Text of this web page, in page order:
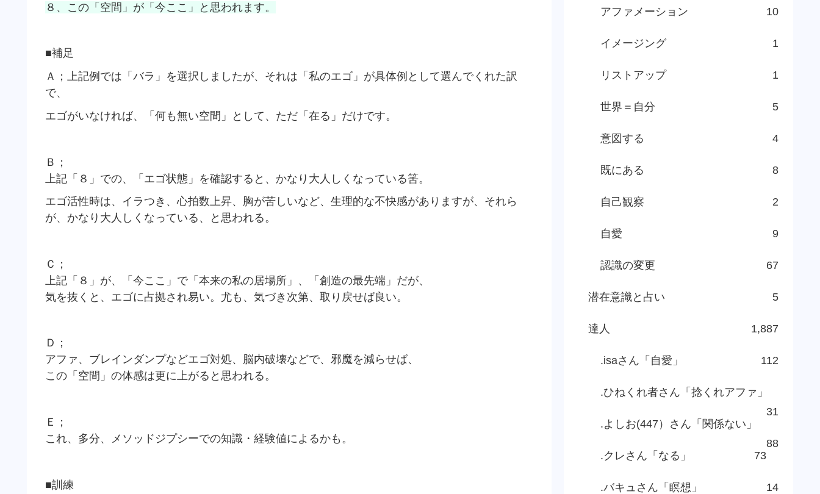
８、この「空間」が「今ここ」と思われます。
■補足
Ａ；上記例では「バラ」を選択しましたが、それは「私のエゴ」が具体例として選んでくれた訳
で、
エゴがいなければ、「何も無い空間」として、ただ「在る」だけです。
Ｂ；
上記「８」での、「エゴ状態」を確認すると、かなり大人しくなっている筈。
エゴ活性時は、イラつき、心拍数上昇、胸が苦しいなど、生理的な不快感がありますが、それら
が、かなり大人しくなっている、と思われる。
Ｃ；
上記「８」が、「今ここ」で「本来の私の居場所」、「創造の最先端」だが、
気を抜くと、エゴに占拠され易い。尤も、気づき次第、取り戻せば良い。
Ｄ；
アファ、ブレインダンプなどエゴ対処、脳内破壊などで、邪魔を減らせば、
この「空間」の体感は更に上がると思われる。
Ｅ；
これ、多分、メソッドジプシーでの知識・経験値によるかも。
■訓練
アファメーション 10
イメージング 1
リストアップ 1
世界＝自分 5
意図する 4
既にある 8
自己観察 2
自愛 9
認識の変更 67
潜在意識と占い 5
達人 1,887
.isaさん「自愛」 112
.ひねくれ者さん「捻くれアファ」
31
.よしお(447）さん「関係ない」
88
.クレさん「なる」
73
.バキュさん「瞑想」 14